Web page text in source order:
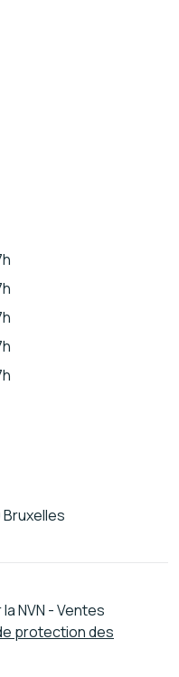
Bruxelles
NVN - Ventes
protection des